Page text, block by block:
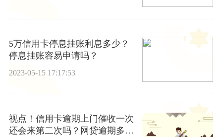
5万信用卡停息挂账利息多少？
停息挂账容易申请吗？
2023-05-15 17:17:53
视点！信用卡逾期上门催收一次
还会来第二次吗？网贷逾期多久